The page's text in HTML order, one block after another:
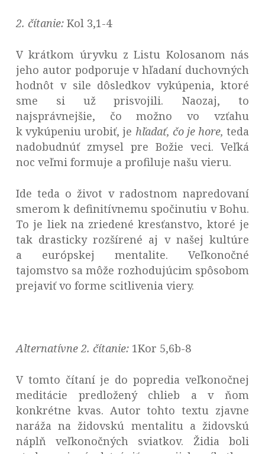
2. čítanie:Kol 3,1-4
V krátkom úryvku z Listu Kolosanom nás
jeho autor podporuje v hľadaní duchovných
hodnôt v sile dôsledkov vykúpenia, ktoré
sme si už prisvojili. Naozaj, to
najsprávnejšie, čo možno vo vzťahu
k vykúpeniu urobiť, je hľadať, čo je hore,teda
nadobudnúť zmysel pre Božie veci. Veľká
noc veľmi formuje a profiluje našu vieru.
Ide teda o život v radostnom napredovaní
smerom k definitívnemu spočinutiu v Bohu.
To je liek na zriedené kresťanstvo, ktoré je
tak drasticky rozšírené aj v našej kultúre
a európskej mentalite. Veľkonočné
tajomstvo sa môže rozhodujúcim spôsobom
prejaviť vo forme scitlivenia viery.
Alternatívne 2. čítanie: 1Kor 5,6b-8
V tomto čítaní je do popredia veľkonočnej
meditácie predložený chlieb a v ňom
konkrétne kvas. Autor tohto textu zjavne
naráža na židovskú mentalitu a židovskú
náplň veľkonočných sviatkov. Židia boli